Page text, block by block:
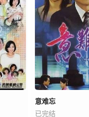
意难忘
已完结